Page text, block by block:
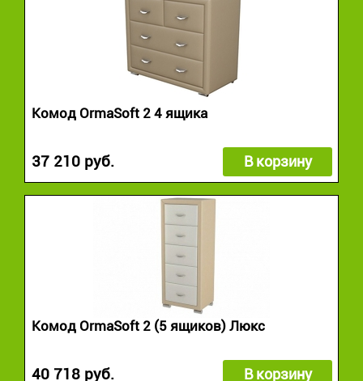
Комод OrmaSoft 2 4 ящика
37 210 руб. В корзину
Комод OrmaSoft 2 (5 ящиков) Люкс
40 718 руб. В корзину